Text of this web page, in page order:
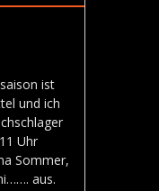
ist
und ich
Uhr
Sommer,
aus.